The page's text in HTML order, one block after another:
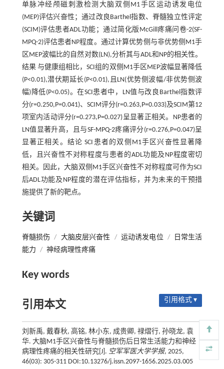
单脉冲经颅磁刺激检测大脑双侧M1手区运动诱发电位
(MEP)评估兴奋性；通过改良Barthel指数、脊髓独立性评定
(SCIM)评估患者ADL功能；通过简化版McGill疼痛问卷-2(SF-
MPQ-2)评估患者NP程度。通过计算优势侧与非优势侧M1手
区MEP波幅比的自然对数(LN),分析其与ADL和NP的相关性。
结果 与健康组相比，SCI组的双侧M1手区MEP波幅显著降低
(P<0.01),潜伏期延长(P<0.01),且LN(优势侧波幅/非优势侧波
幅)降低(P<0.05)。在SCI患者中，LN值与改良Barthel指数评
分(r=0.250,P=0.041)、SCIM评分(r=0.263,P=0.033)及SCIM第12
项室内活动评分(r=0.273,P=0.027)呈显著正相关。NP患者的
LN值显著升高，且与SF-MPQ-2疼痛评分(r=0.276,P=0.047)呈
显著正相关。结论 SCI患者的双侧M1手区兴奋性显著降
低，且兴奋性不对称程度与患者的ADL功能及NP程度密切
相关。因此，大脑双侧M1手区兴奋性不对称程度可作为SCI
后ADL功能及NP程度的潜在评估指标，并为未来的干预措
施提供了新的靶点。
关键词
脊髓损伤 / 大脑皮层兴奋性 / 运动诱发电位 /
日常生活
能力 / 神经病理性疼痛
Key words
引用本文 引用格式 ▾
刘新禹, 戴春秋, 高铭, 林小东, 成贵卿, 禄熠行, 孙晓龙, 袁
华. 大脑M1手区兴奋性与脊髓损伤后日常生活能力和神经
病理性疼痛的相关性研究[J]. 空军军医大学学报, 2025,
46(03): 305-311 DOI:10.13276/j.issn.2097-1656.2025.03.005